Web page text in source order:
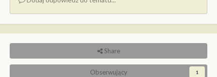
Share
Obserwujący 1